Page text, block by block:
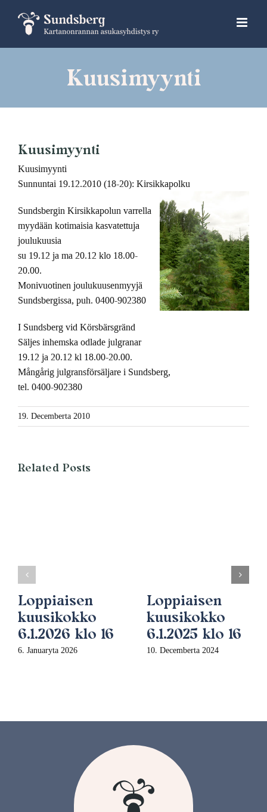
content
Kuusimyynti
Kuusimyynti
Kuusimyynti
Sunnuntai 19.12.2010 (18-20): Kirsikkapolku
Sundsbergin Kirsikkapolun varrella
myydään kotimaisia kasvatettuja
joulukuusia
su 19.12 ja ma 20.12 klo 18.00-
20.00.
Monivuotinen joulukuusenmyyjä
Sundsbergissa, puh. 0400-902380
I Sundsberg vid Körsbärsgränd
Säljes inhemska odlade julgranar
19.12 ja 20.12 kl 18.00-20.00.
Mångårig julgransförsäljare i Sundsberg,
tel. 0400-902380
19. Decemberta 2010
Related Posts
Loppiaisen
kuusikokko
6.1.2026 klo 16
6. Januaryta 2026
Loppiaisen
kuusikokko
6.1.2025 klo 16
10. Decemberta 2024